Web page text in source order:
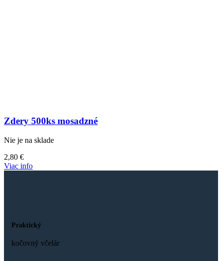
Zdery 500ks mosadzné
Nie je na sklade
2,80 €
Viac info
Praktický
kočovný včelár